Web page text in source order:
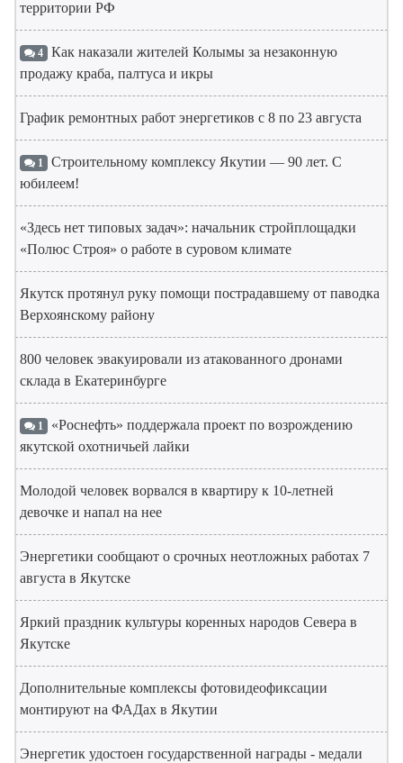
территории РФ
4 Как наказали жителей Колымы за незаконную
продажу краба, палтуса и икры
График ремонтных работ энергетиков с 8 по 23 августа
1 Строительному комплексу Якутии — 90 лет. С
юбилеем!
«Здесь нет типовых задач»: начальник стройплощадки
«Полюс Строя» о работе в суровом климате
Якутск протянул руку помощи пострадавшему от паводка
Верхоянскому району
800 человек эвакуировали из атакованного дронами
склада в Екатеринбурге
1 «Роснефть» поддержала проект по возрождению
якутской охотничьей лайки
Молодой человек ворвался в квартиру к 10-летней
девочке и напал на нее
Энергетики сообщают о срочных неотложных работах 7
августа в Якутске
Яркий праздник культуры коренных народов Севера в
Якутске
Дополнительные комплексы фотовидеофиксации
монтируют на ФАДах в Якутии
Энергетик удостоен государственной награды - медали